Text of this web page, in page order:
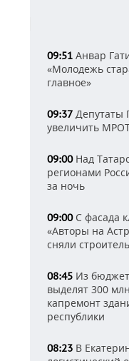
09:51 Анвар
«Молодежь
главное»
09:37 Депутаты
увеличить
09:00Над
регионами
за ночь
09:00С фасада
«Авторы на
сняли
08:45 Из
выделят 300
капремонт
республики
08:23 В